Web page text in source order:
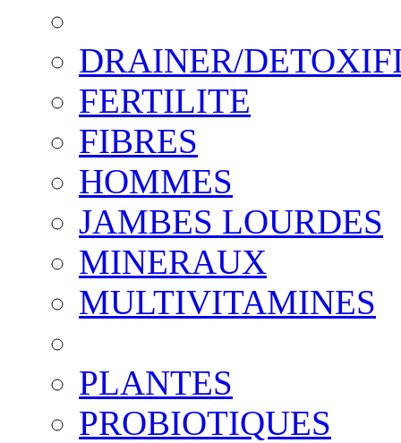
DRAINER/
FERTILITE
FIBRES
HOMMES
JAMBES LOURDES
MINERAUX
MULTIVITAMINES
PLANTES
PROBIOTIQUES